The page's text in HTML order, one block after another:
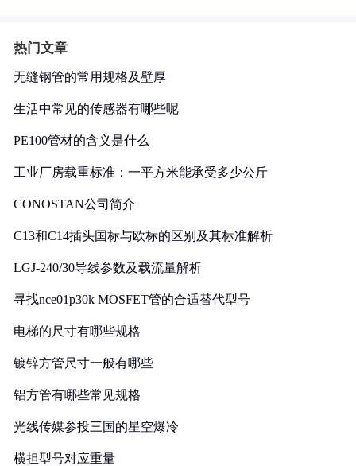
热门文章
无缝钢管的常用规格及壁厚
生活中常见的传感器有哪些呢
PE100管材的含义是什么
工业厂房载重标准：一平方米能承受多少公斤
CONOSTAN公司简介
C13和C14插头国标与欧标的区别及其标准解析
LGJ-240/30导线参数及载流量解析
寻找nce01p30k MOSFET管的合适替代型号
电梯的尺寸有哪些规格
镀锌方管尺寸一般有哪些
铝方管有哪些常见规格
光线传媒参投三国的星空爆冷
横担型号对应重量